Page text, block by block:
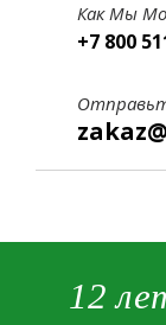
Как Мы
+7 800
12